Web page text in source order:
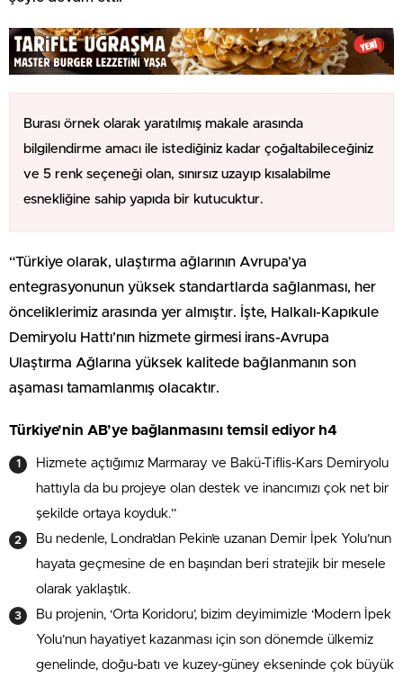
Burası örnek olarak yaratılmış makale arasında
bilgilendirme amacı ile istediğiniz kadar çoğaltabileceğiniz
ve 5 renk seçeneği olan, sınırsız uzayıp kısalabilme
esnekliğine sahip yapıda bir kutucuktur.
“Türkiye olarak, ulaştırma ağlarının Avrupa’ya
entegrasyonunun yüksek standartlarda sağlanması, her
önceliklerimiz arasında yer almıştır. İşte, Halkalı-Kapıkule
Demiryolu Hattı’nın hizmete girmesi irans-Avrupa
Ulaştırma Ağlarına yüksek kalitede bağlanmanın son
aşaması tamamlanmış olacaktır.
Türkiye’nin AB’ye bağlanmasını temsil ediyor h4
Hizmete açtığımız Marmaray ve Bakü-Tiflis-Kars Demiryolu
hattıyla da bu projeye olan destek ve inancımızı çok net bir
şekilde ortaya koyduk.”
Bu nedenle, Londra’dan Pekin’e uzanan Demir İpek Yolu’nun
hayata geçmesine de en başından beri stratejik bir mesele
olarak yaklaştık.
Bu projenin, ‘Orta Koridoru’, bizim deyimimizle ‘Modern İpek
Yolu’nun hayatiyet kazanması için son dönemde ülkemiz
genelinde, doğu-batı ve kuzey-güney ekseninde çok büyük